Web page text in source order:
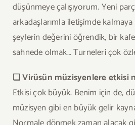
düşünmeye çalışıyorum. Yeni
arkadaşlarımla iletişimde kalmaya
şeylerin değerini öğrendik, bir
sahnede olmak… Turneleri çok
❏ Virüsün müzisyenlere etkisi
Etkisi çok büyük. Benim için de,
müzisyen gibi en büyük gelir